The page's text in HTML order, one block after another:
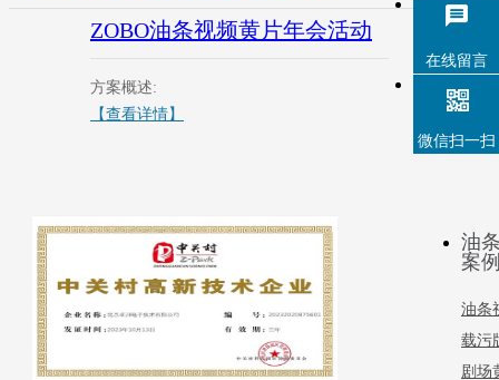
ZOBO油条视频黄片年会活动
方案概述:
【查看详情】
油
案
油条
载污
剧场
在线留言
微信扫一扫